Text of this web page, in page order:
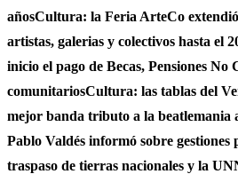
añosCultura: la Feria ArteCo
artistas, galerias y colectivos hasta el
inicio el pago de Becas, Pensiones
comunitariosCultura: las tablas del
mejor banda tributo a la beatlemania
Pablo Valdés informó sobre gestiones
traspaso de tierras nacionales y la